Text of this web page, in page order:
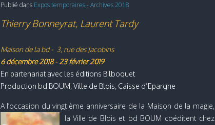
Publié dans Expos temporaires - Archives 2018
Thierry Bonneyrat, Laurent Tardy
Maison de la bd - 3, rue des Jacobins
6 décembre 2018 - 23 février 2019
En partenariat avec les éditions Bilboquet
Production bd BOUM, Ville de Blois, Caisse d’Epargne
A l’occasion du vingtième anniversaire de la Maison de la magie,
la Ville de Blois et bd BOUM coéditent chez